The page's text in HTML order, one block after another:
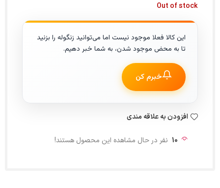
Out of stock
این کالا فعلا موجود نیست اما می‌توانید زنگوله را بزنید
تا به محض موجود شدن، به شما خبر دهیم.
خبرم کن
افزودن به علاقه مندی
10 نفر در حال مشاهده این محصول هستند!